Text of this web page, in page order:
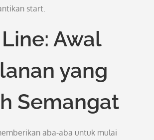
start.
Awal
yang
Semangat
aba-aba untuk mulai